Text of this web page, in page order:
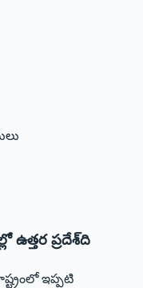
ఉత్తర ప్రదేశ్‌ది
ఇప్పటి